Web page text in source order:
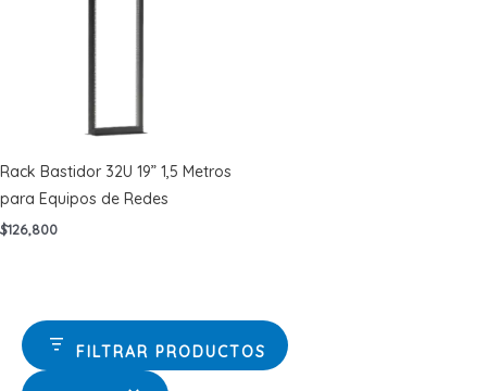
FILTRAR PRODUCTOS
Rack Bastidor 32U 19” 1,5 Metros
para Equipos de Redes
$126,800